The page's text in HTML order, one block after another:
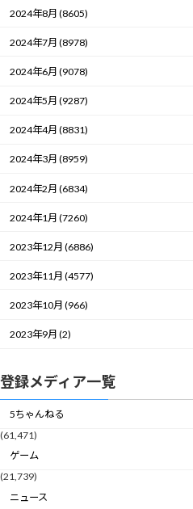
2024年8月 (8605)
2024年7月 (8978)
2024年6月 (9078)
2024年5月 (9287)
2024年4月 (8831)
2024年3月 (8959)
2024年2月 (6834)
2024年1月 (7260)
2023年12月 (6886)
2023年11月 (4577)
2023年10月 (966)
2023年9月 (2)
登録メディア一覧
5ちゃんねる
(61,471)
ゲーム
(21,739)
ニュース